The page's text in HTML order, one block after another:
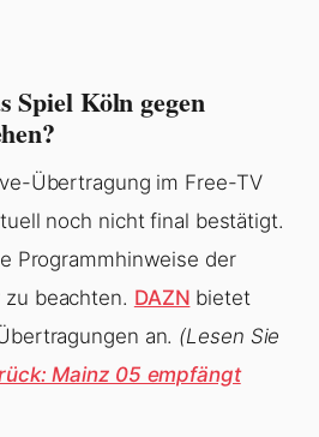
Spiel Köln gegen
Übertragung im Free-TV
noch nicht final bestätigt.
Programmhinweise der
beachten. DAZN bietet
an. (Lesen Sie
Mainz 05 empfängt